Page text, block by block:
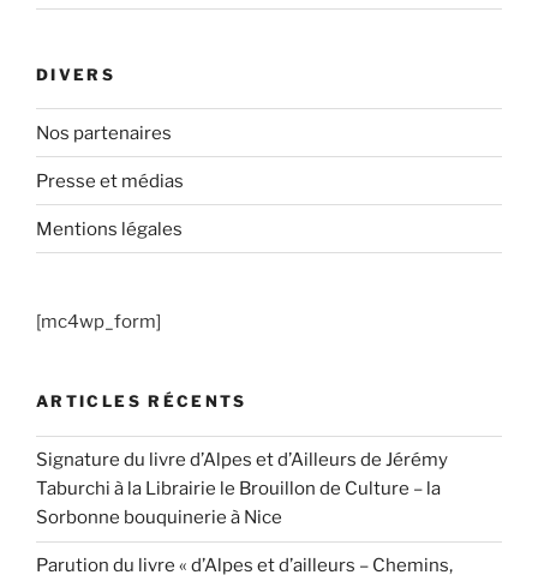
DIVERS
Nos partenaires
Presse et médias
Mentions légales
[mc4wp_form]
ARTICLES RÉCENTS
Signature du livre d’Alpes et d’Ailleurs de Jérémy
Taburchi à la Librairie le Brouillon de Culture – la
Sorbonne bouquinerie à Nice
Parution du livre « d’Alpes et d’ailleurs – Chemins,